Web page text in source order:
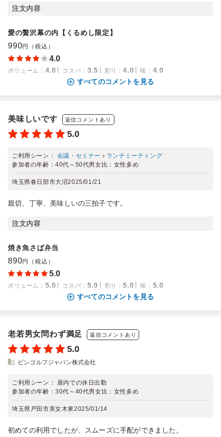
注文内容
愛の贅沢幕の内【くるめし限定】
990円（税込）
4.0
ボリューム ： 4.0 コスパ ： 3.5 彩り ：4.0 味 ： 4.0
すべてのコメントを見る
美味しいです 返信コメントあり
5.0
ご利用シーン： 会議・セミナー › ランチミーティング
参加者の年齢：40代～50代男女比： 女性多め
埼玉県春日部市大沼2025/01/21
親切、丁寧、美味しいの三拍子です。
注文内容
焼き魚さば弁当
890円（税込）
5.0
ボリューム ： 5.0 コスパ ： 5.0 彩り ：5.0 味 ： 5.0
すべてのコメントを見る
老若男女問わず満足 返信コメントあり
5.0
ピンゴルフジャパン株式会社
ご利用シーン： 屋内での休日出勤
参加者の年齢：30代～40代男女比： 女性多め
埼玉県戸田市美女木東2025/01/14
初めての利用でしたが、スムーズに手配ができました。